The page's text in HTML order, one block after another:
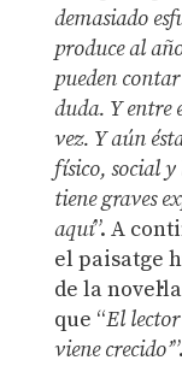
demasiado
produce al
pueden
duda. Y entre
vez. Y aún
físico, social
tiene graves
aquí”. A
el paisatge
de la
que “El
viene crecido’”.